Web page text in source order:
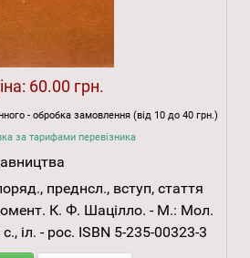
60.00 грн.
- обробка замовлення (від 10 до 40 грн.)
за тарифами перевізника
преднсл., вступ, стаття
К. Ф. Шацілло. - М.: Мол.
іл. - рос. ISBN 5-235-00323-3